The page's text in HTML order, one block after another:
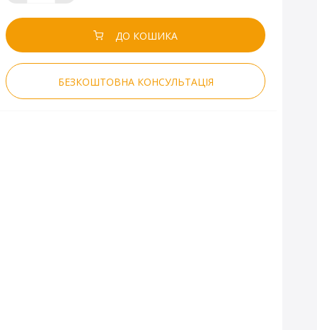
ДО КОШИКА
БЕЗКОШТОВНА КОНСУЛЬТАЦІЯ